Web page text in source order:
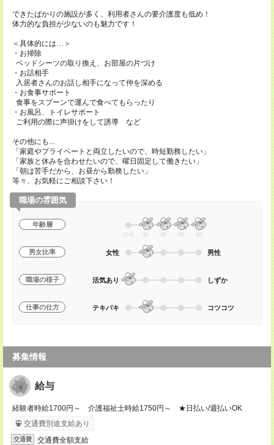
できたばかりの施設が多く、利用者さんの要介護度も低め！
体力的な負担が少ないのも魅力です！
＜具体的には…＞
・お掃除
ベッドシーツの取り換え、お部屋の片づけ
・お話相手
入居者さんのお話し相手になって仲を深める
・お食事サポート
食事をスプーンで運んで食べてもらったり
・お風呂、トイレサポート
ご利用の際に声掛けをして誘導 など
その他にも...
「家庭やプライベートと両立したいので、時短勤務したい」
「家族と休みを合わせたいので、曜日固定して働きたい」
「朝は苦手だから、お昼から勤務したい」
等々、お気軽にご相談下さい！
職場の雰囲気
年齢層
20代 30 40 50 60
男女比率 女性 男性
職場の様子 活気あり しずか
仕事の仕方 テキパキ コツコツ
募集情報
給与
経験者時給1700円～ 介護福祉士時給1750円～ ★日払い/週払いOK
交通費別途支給あり
交通費 交通費全額支給